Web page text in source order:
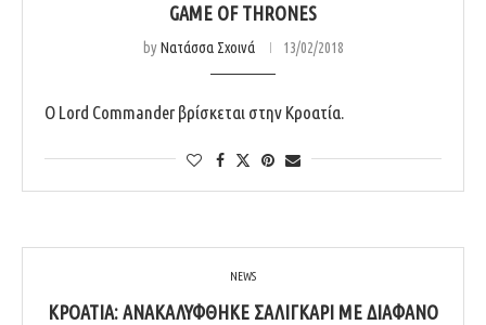
GAME OF THRONES
byΝατάσσα Σχοινά 13/02/2018
Ο Lord Commander βρίσκεται στην Κροατία.
NEWS
ΚΡΟΑΤΊΑ: ΑΝΑΚΑΛΎΦΘΗΚΕ ΣΑΛΙΓΚΆΡΙ ΜΕ ΔΙΆΦΑΝΟ